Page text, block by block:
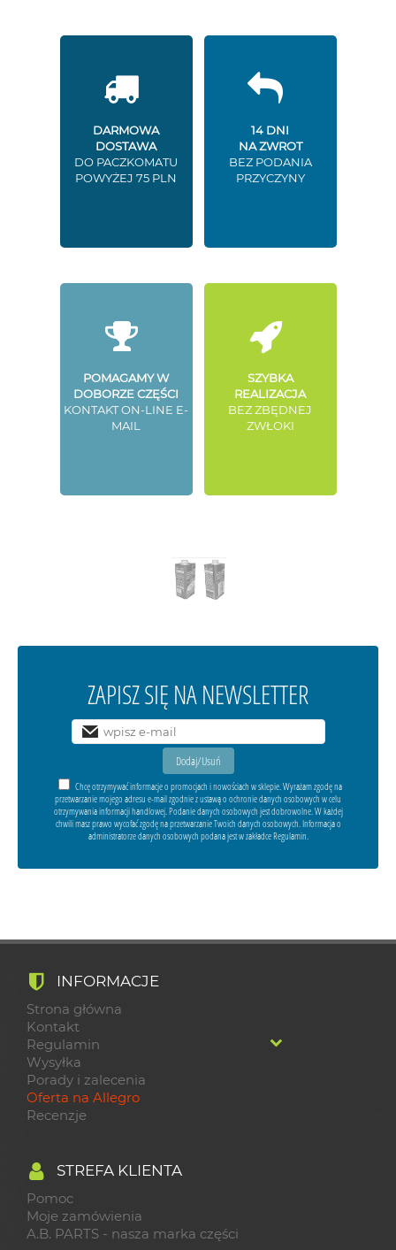
DARMOWA
DOSTAWA
DO PACZKOMATU
POWYŻEJ 75 PLN
14 DNI
NA ZWROT
BEZ PODANIA
PRZYCZYNY
POMAGAMY W
DOBORZE CZĘŚCI
KONTAKT ON-LINE E-
MAIL
SZYBKA
REALIZACJA
BEZ ZBĘDNEJ
ZWŁOKI
ZAPISZ SIĘ NA NEWSLETTER
Chcę otrzymywać informacje o promocjach i nowościach w sklepie. Wyrażam zgodę na
przetwarzanie mojego adresu e-mail zgodnie z ustawą o ochronie danych osobowych w celu
otrzymywania informacji handlowej. Podanie danych osobowych jest dobrowolne. W każdej
chwili masz prawo wycofać zgodę na przetwarzanie Twoich danych osobowych. Informacja o
administratorze danych osobowych podana jest w zakładce Regulamin.
INFORMACJE
Strona główna
Kontakt
Regulamin
Wysyłka
Porady i zalecenia
Oferta na Allegro
Recenzje
STREFA KLIENTA
Pomoc
Moje zamówienia
A.B. PARTS - nasza marka części